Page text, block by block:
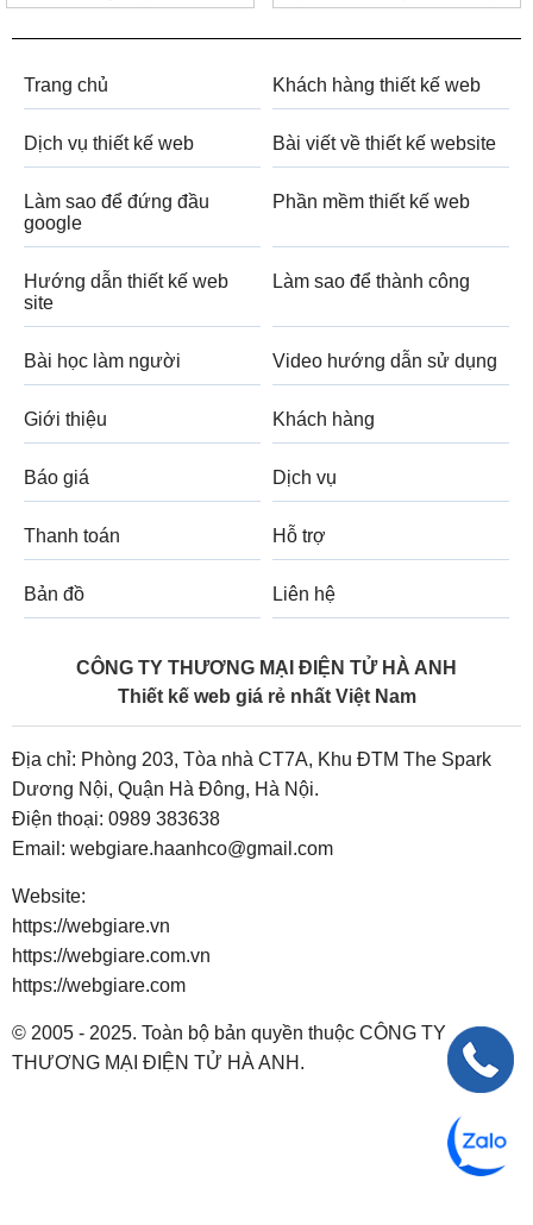
Trang chủ Khách hàng thiết kế web
Dịch vụ thiết kế web Bài viết về thiết kế website
Làm sao để đứng đầu
google
Phần mềm thiết kế web
Hướng dẫn thiết kế web
site
Làm sao để thành công
Bài học làm người Video hướng dẫn sử dụng
Giới thiệu Khách hàng
Báo giá Dịch vụ
Thanh toán Hỗ trợ
Bản đồ Liên hệ
CÔNG TY THƯƠNG MẠI ĐIỆN TỬ HÀ ANH
Thiết kế web giá rẻ nhất Việt Nam
Địa chỉ: Phòng 203, Tòa nhà CT7A, Khu ĐTM The Spark
Dương Nội, Quận Hà Đông, Hà Nội.
Điện thoại: 0989 383638
Email: webgiare.haanhco@gmail.com
Website:
https://webgiare.vn
https://webgiare.com.vn
https://webgiare.com
© 2005 - 2025. Toàn bộ bản quyền thuộc CÔNG TY
THƯƠNG MẠI ĐIỆN TỬ HÀ ANH.